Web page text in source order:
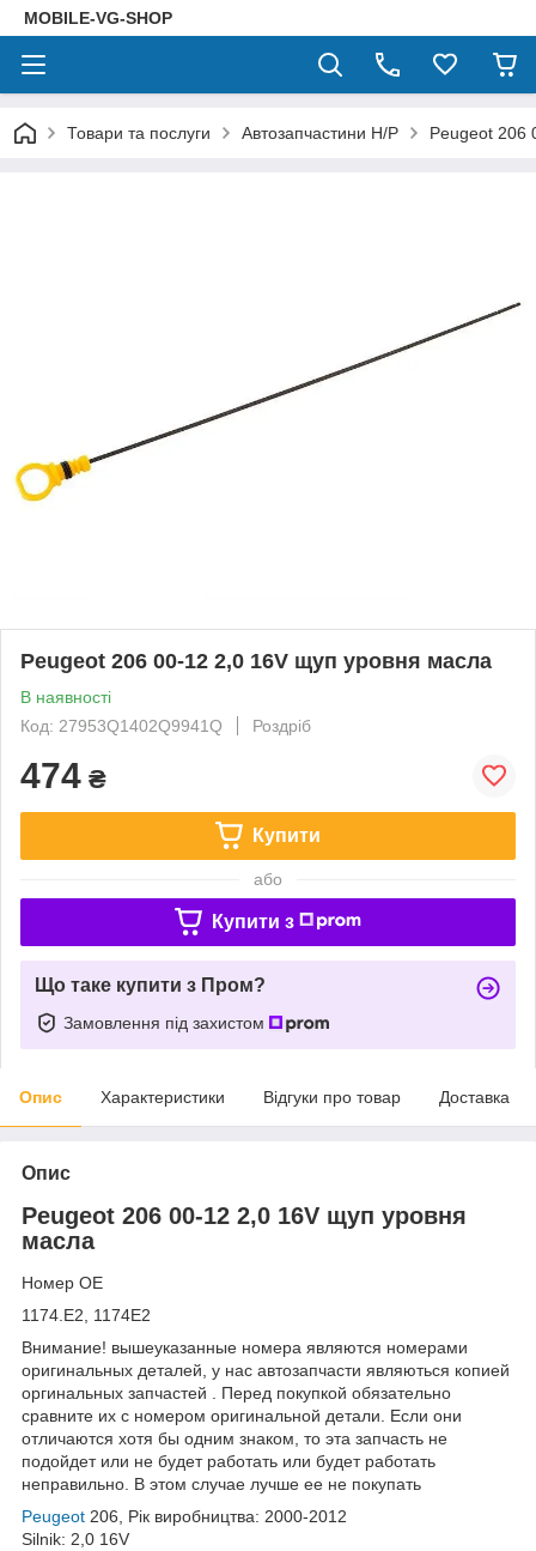
MOBILE-VG-SHOP
Товари та послуги Автозапчастини Н/Р Peugeot 206
Peugeot 206 00-12 2,0 16V щуп уровня масла
В наявності
Код: 27953Q1402Q9941Q
Роздріб
474 ₴
Купити
або
Купити з
Що таке купити з Пром?
Замовлення під захистом
Опис Характеристики Відгуки про товар Доставка
Опис
Peugeot 206 00-12 2,0 16V щуп уровня
масла
Номер OE
1174.E2, 1174E2
Внимание! вышеуказанные номера являются номерами
оригинальных деталей, у нас автозапчасти являються копией
оргинальных запчастей . Перед покупкой обязательно
сравните их с номером оригинальной детали. Если они
отличаются хотя бы одним знаком, то эта запчасть не
подойдет или не будет работать или будет работать
неправильно. В этом случае лучше ее не покупать
Peugeot 206, Рік виробництва: 2000-2012
Silnik: 2,0 16V